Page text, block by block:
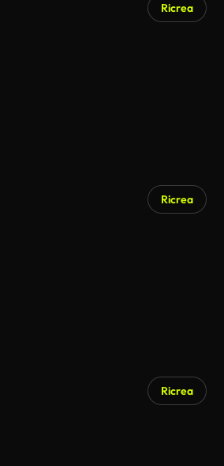
Ricrea
Ricrea
Ricrea